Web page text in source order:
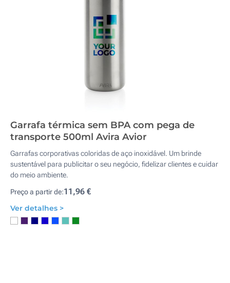
Garrafa térmica sem BPA com pega de
transporte 500ml Avira Avior
Garrafas corporativas coloridas de aço inoxidável. Um brinde
sustentável para publicitar o seu negócio, fidelizar clientes e cuidar
do meio ambiente.
Preço a partir de:11,96 €
Ver detalhes >